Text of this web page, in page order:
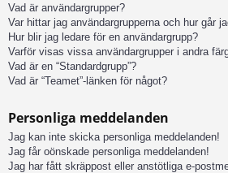
Vad är användargrupper?
Var hittar jag användargrupperna och hur går
Hur blir jag ledare för en användargrupp?
Varför visas vissa användargrupper i andra
Vad är en “Standardgrupp”?
Vad är “Teamet”-länken för något?
Personliga meddelanden
Jag kan inte skicka personliga meddelanden!
Jag får oönskade personliga meddelanden!
Jag har fått skräppost eller anstötliga e-